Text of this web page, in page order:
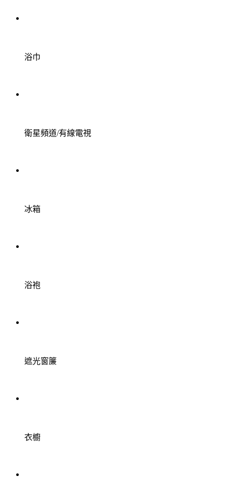
浴巾
衛星頻道/有線電視
冰箱
浴袍
遮光窗簾
衣櫥